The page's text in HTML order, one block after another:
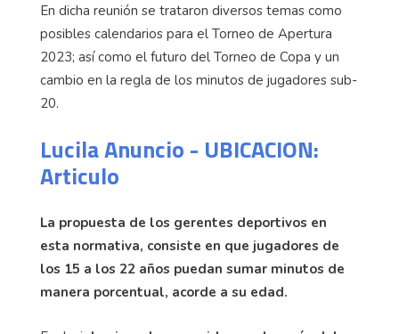
En dicha reunión se trataron diversos temas como
posibles calendarios para el Torneo de Apertura
2023; así como el futuro del Torneo de Copa y un
cambio en la regla de los minutos de jugadores sub-
20.
Lucila Anuncio - UBICACION:
Articulo
La propuesta de los gerentes deportivos en
esta normativa, consiste en que jugadores de
los 15 a los 22 años puedan sumar minutos de
manera porcentual, acorde a su edad.